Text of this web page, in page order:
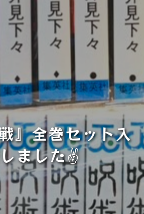
』全巻セット入
ました✌️